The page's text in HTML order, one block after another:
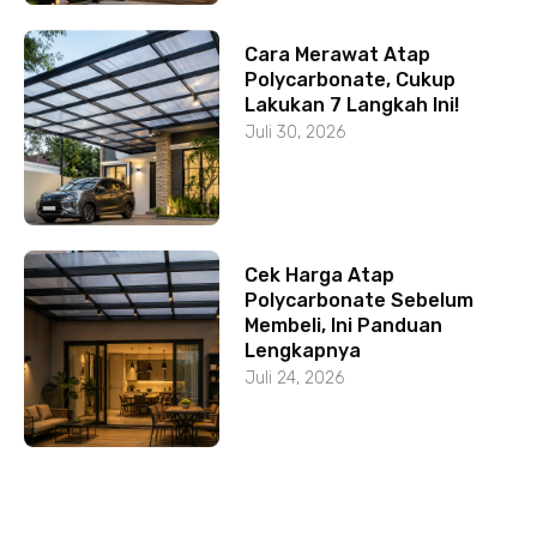
Cara Merawat Atap
Polycarbonate, Cukup
Lakukan 7 Langkah Ini!
Juli 30, 2026
Cek Harga Atap
Polycarbonate Sebelum
Membeli, Ini Panduan
Lengkapnya
Juli 24, 2026